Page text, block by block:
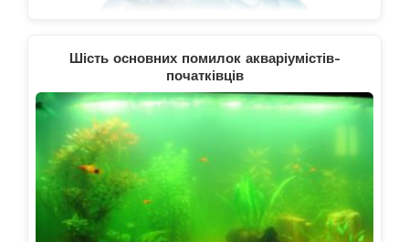
Шість основних помилок акваріумістів-
початківців